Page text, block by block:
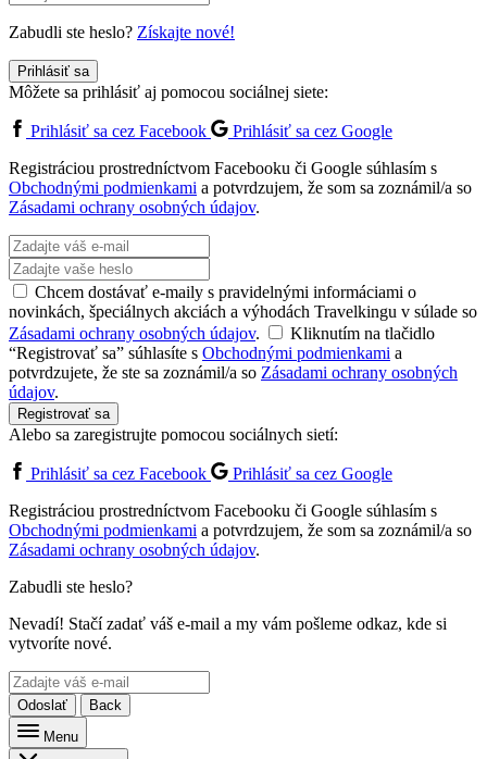
Zabudli ste heslo? Získajte nové!
Prihlásiť sa
Môžete sa prihlásiť aj pomocou sociálnej siete:
Prihlásiť sa cez Facebook
Prihlásiť sa cez Google
Registráciou prostredníctvom Facebooku či Google súhlasím s
Obchodnými podmienkami a potvrdzujem, že som sa zoznámil/a so
Zásadami ochrany osobných údajov.
Chcem dostávať e-maily s pravidelnými informáciami o
novinkách, špeciálnych akciách a výhodách Travelkingu v súlade so
Zásadami ochrany osobných údajov.
Kliknutím na tlačidlo
“Registrovať sa” súhlasíte s Obchodnými podmienkami a
potvrdzujete, že ste sa zoznámil/a so Zásadami ochrany osobných
údajov.
Registrovať sa
Alebo sa zaregistrujte pomocou sociálnych sietí:
Prihlásiť sa cez Facebook
Prihlásiť sa cez Google
Registráciou prostredníctvom Facebooku či Google súhlasím s
Obchodnými podmienkami a potvrdzujem, že som sa zoznámil/a so
Zásadami ochrany osobných údajov.
Zabudli ste heslo?
Nevadí! Stačí zadať váš e-mail a my vám pošleme odkaz, kde si
vytvoríte nové.
Odoslať
Back
Menu